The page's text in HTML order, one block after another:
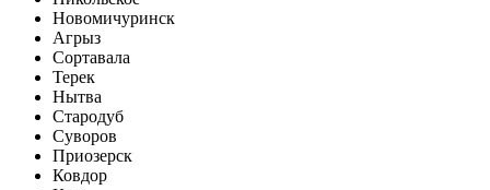
Новомичуринск
Агрыз
Сортавала
Терек
Нытва
Стародуб
Суворов
Приозерск
Ковдор